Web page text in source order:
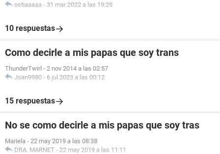
ostiaaaaa - 31 mar 2022 a las 19:29
10 respuestas
Como decirle a mis papas que soy trans
ThunderTwirl - 2 nov 2014 a las 02:57
Joan9980 - 6 jul 2023 a las 00:12
15 respuestas
No se como decirle a mis papas que soy tras
Mariela - 22 may 2019 a las 08:38
DRA. MARNET - 22 may 2019 a las 11:11